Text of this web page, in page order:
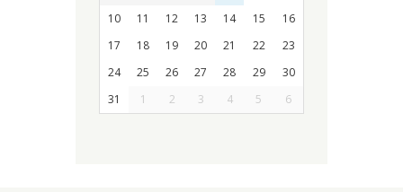
10
11 12 13 14 15
16
17
18 19 20 21 22
23
24
25 26 27 28 29
30
31
1 2 3 4 5 6